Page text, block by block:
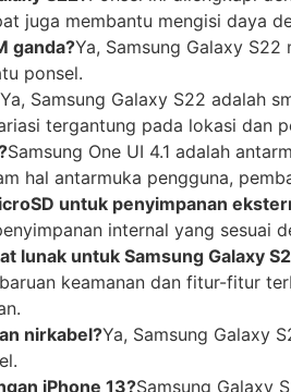
juga membantu mengisi daya
ganda?Ya, Samsung Galaxy
ponsel.
Ya, Samsung Galaxy S22 adalah
tergantung pada lokasi dan
Samsung One UI 4.1 adalah
hal antarmuka pengguna,
untuk penyimpanan
internal yang sesuai
lunak untuk Samsung Galaxy
keamanan dan fitur-fitur
nirkabel?Ya, Samsung Galaxy
iPhone 13?Samsung Galaxy